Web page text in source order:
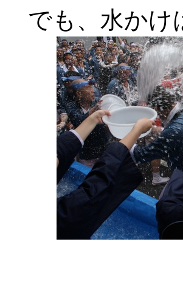
でも、水かけ